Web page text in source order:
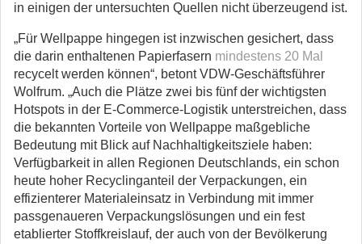
in einigen der untersuchten Quellen nicht überzeugend ist.
„Für Wellpappe hingegen ist inzwischen gesichert, dass
die darin enthaltenen Papierfasern mindestens 20 Mal
recycelt werden können“, betont VDW-Geschäftsführer
Wolfrum. „Auch die Plätze zwei bis fünf der wichtigsten
Hotspots in der E-Commerce-Logistik unterstreichen, dass
die bekannten Vorteile von Wellpappe maßgebliche
Bedeutung mit Blick auf Nachhaltigkeitsziele haben:
Verfügbarkeit in allen Regionen Deutschlands, ein schon
heute hoher Recyclinganteil der Verpackungen, ein
effizienterer Materialeinsatz in Verbindung mit immer
passgenaueren Verpackungslösungen und ein fest
etablierter Stoffkreislauf, der auch von der Bevölkerung